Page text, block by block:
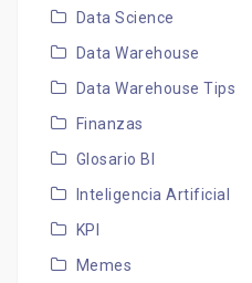
Data Science
Data Warehouse
Data Warehouse Tips
Finanzas
Glosario BI
Inteligencia Artificial
KPI
Memes